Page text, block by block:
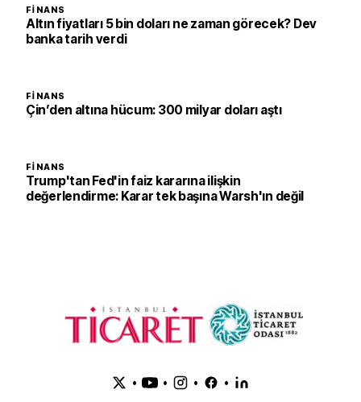
FINANS
Altın fiyatları 5 bin doları ne zaman görecek? Dev
banka tarih verdi
FINANS
Çin’den altına hücum: 300 milyar doları aştı
FINANS
Trump'tan Fed'in faiz kararına ilişkin
değerlendirme: Karar tek başına Warsh'ın değil
• • • •